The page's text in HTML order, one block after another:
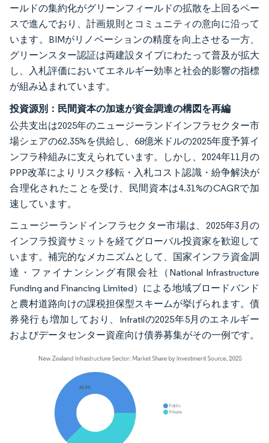
ールドの集約化がグリーンフィールドの拡散を上回るペー
スで進んでおり、計画規則とコミュニティの意向に沿って
います。BIMがリノベーションの精度を向上させる一方、
グリーンスター認証は両建設タイプにわたって普及が拡大
し、入札評価においてエネルギー効率と社会的影響の指標
が組み込まれています。
投資源別：民間資本の加速が資金調達の構図を再編
公共支出は2025年のニュージーランドインフラセクター市
場シェアの62.35%を供給し、68億米ドルの2025年度予算イ
ンフラ枠組みに支えられています。しかし、2024年11月の
PPP改革によりリスク移転・入札コスト認識・紛争解決が
合理化されたことを受け、民間資本は4.31%のCAGRで加
速しています。
ニュージーランドインフラセクター市場は、2025年3月の
インフラ投資サミットを経てグローバル投資家を歓迎して
います。補完的なメカニズムとして、国家インフラ資金調
達・ファイナンシング有限会社（National Infrastructure
Funding and Financing Limited）による地域ブロードバンド
と農村道路向けの課税担保型スキームが挙げられます。債
券発行も増加しており、Infratilの2025年5月のエネルギー
およびデータセンター資産向け債券募集がその一例です。